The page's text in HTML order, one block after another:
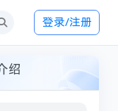
登录/注册
绍